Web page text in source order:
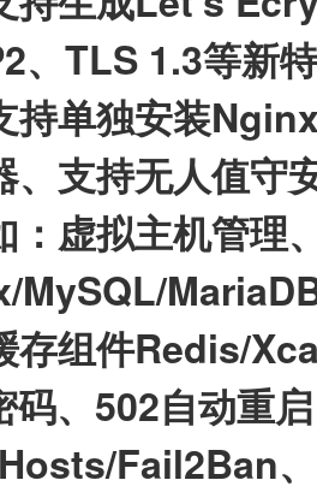
、TLS 1.3等新
持单独安装
、支持无人值守
：虚拟主机管理
MySQL/
存组件Redis/
、502自动重
Fail2Ban